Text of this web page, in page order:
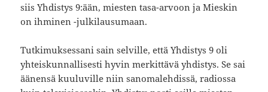
siis Yhdistys 9:ään, miesten tasa-arvoon ja Mieskin
on ihminen -julkilausumaan.
Tutkimuksessani sain selville, että Yhdistys 9 oli
yhteiskunnallisesti hyvin merkittävä yhdistys. Se sai
äänensä kuuluville niin sanomalehdissä, radiossa